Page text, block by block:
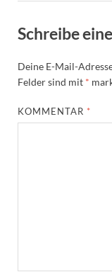
Schreibe
Deine E-Mail-
Felder sind mit *
KOMMENTAR *